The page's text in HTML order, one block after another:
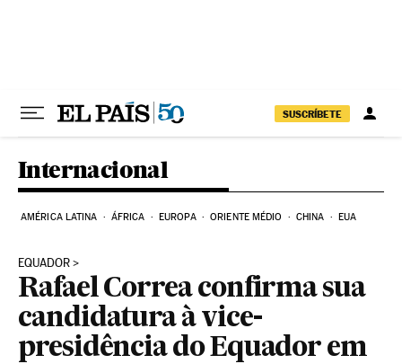
SUSCRÍBETE
Internacional
AMÉRICA LATINA ÁFRICA EUROPA ORIENTE MÉDIO CHINA EUA
EQUADOR
Rafael Correa confirma sua
candidatura à vice-
presidência do Equador em